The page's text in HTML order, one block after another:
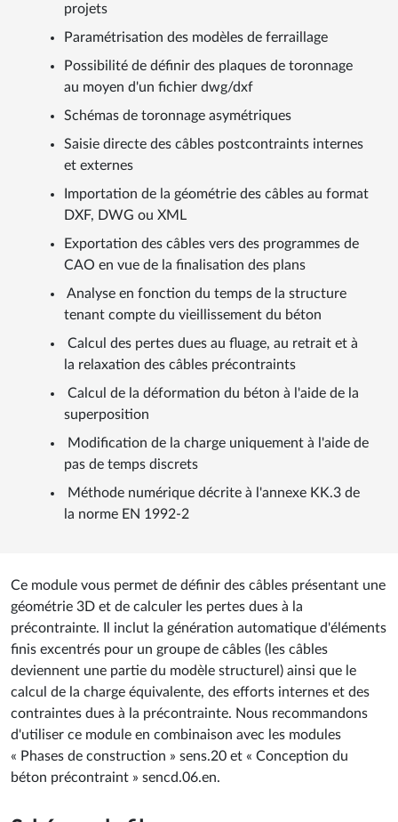
projets
Paramétrisation des modèles de ferraillage
Possibilité de définir des plaques de toronnage
au moyen d'un fichier dwg/dxf
Schémas de toronnage asymétriques
Saisie directe des câbles postcontraints internes
et externes
Importation de la géométrie des câbles au format
DXF, DWG ou XML
Exportation des câbles vers des programmes de
CAO en vue de la finalisation des plans
Analyse en fonction du temps de la structure
tenant compte du vieillissement du béton
Calcul des pertes dues au fluage, au retrait et à
la relaxation des câbles précontraints
Calcul de la déformation du béton à l'aide de la
superposition
Modification de la charge uniquement à l'aide de
pas de temps discrets
Méthode numérique décrite à l'annexe KK.3 de
la norme EN 1992-2
Ce module vous permet de définir des câbles présentant une
géométrie 3D et de calculer les pertes dues à la
précontrainte. Il inclut la génération automatique d'éléments
finis excentrés pour un groupe de câbles (les câbles
deviennent une partie du modèle structurel) ainsi que le
calcul de la charge équivalente, des efforts internes et des
contraintes dues à la précontrainte. Nous recommandons
d'utiliser ce module en combinaison avec les modules
« Phases de construction » sens.20 et « Conception du
béton précontraint » sencd.06.en.